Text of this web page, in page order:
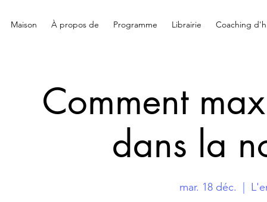
Maison À propos de Programme Librairie Coaching
Comment
dans la
mar. 18 déc.